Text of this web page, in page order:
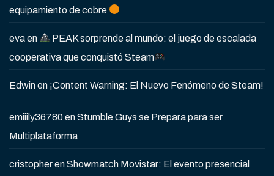
equipamiento de cobre
evaen
PEAK sorprende al mundo: el juego de escalada
cooperativa que conquistó Steam
Edwinen ¡Content Warning: El Nuevo Fenómeno de Steam!
emiiily36780enStumble Guys se Prepara para ser
Multiplataforma
cristopherenShowmatch Movistar: El evento presencial